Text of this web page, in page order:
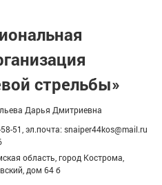
стрельбы»
Дарья Дмитриевна
51, эл.почта: snaiper44kos@mail.ru
область, город Кострома,
дом 64 б